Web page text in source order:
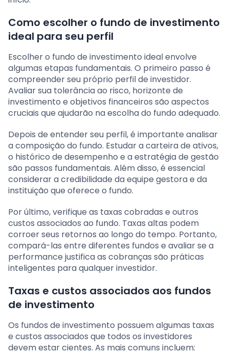
Como escolher o fundo de investimento
ideal para seu perfil
Escolher o fundo de investimento ideal envolve
algumas etapas fundamentais. O primeiro passo é
compreender seu próprio perfil de investidor.
Avaliar sua tolerância ao risco, horizonte de
investimento e objetivos financeiros são aspectos
cruciais que ajudarão na escolha do fundo adequado.
Depois de entender seu perfil, é importante analisar
a composição do fundo. Estudar a carteira de ativos,
o histórico de desempenho e a estratégia de gestão
são passos fundamentais. Além disso, é essencial
considerar a credibilidade da equipe gestora e da
instituição que oferece o fundo.
Por último, verifique as taxas cobradas e outros
custos associados ao fundo. Taxas altas podem
corroer seus retornos ao longo do tempo. Portanto,
compará-las entre diferentes fundos e avaliar se a
performance justifica as cobranças são práticas
inteligentes para qualquer investidor.
Taxas e custos associados aos fundos
de investimento
Os fundos de investimento possuem algumas taxas
e custos associados que todos os investidores
devem estar cientes. As mais comuns incluem: